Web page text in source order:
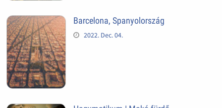
Barcelona, Spanyolország
2022. Dec. 04.